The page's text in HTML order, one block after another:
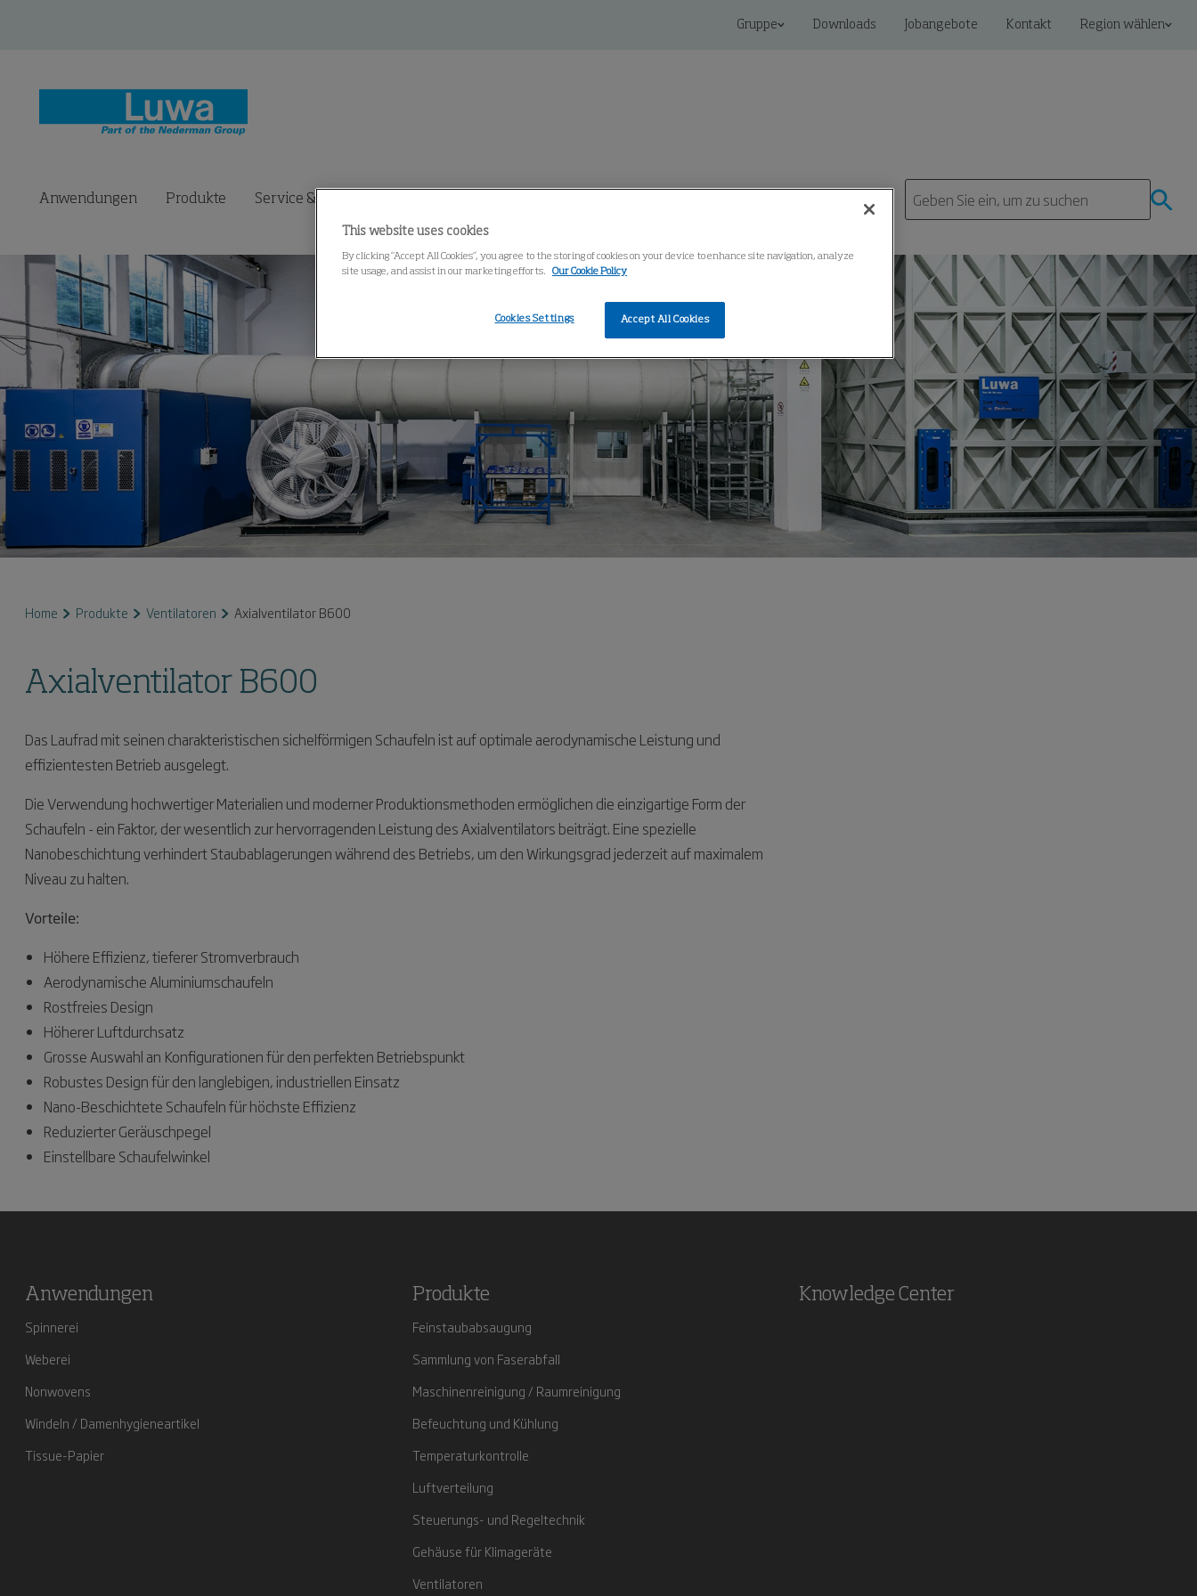
Gruppe Downloads Jobangebote Kontakt Region wählen
Anwendungen Produkte Service & Ersatzteile
Home Produkte Ventilatoren Axialventilator B600
Axialventilator B600
Das Laufrad mit seinen charakteristischen sichelförmigen Schaufeln ist auf optimale aerodynamische Leistung und
effizientesten Betrieb ausgelegt.
Die Verwendung hochwertiger Materialien und moderner Produktionsmethoden ermöglichen die einzigartige Form der
Schaufeln - ein Faktor, der wesentlich zur hervorragenden Leistung des Axialventilators beiträgt. Eine spezielle
Nanobeschichtung verhindert Staubablagerungen während des Betriebs, um den Wirkungsgrad jederzeit auf maximalem
Niveau zu halten.
Vorteile:
Höhere Effizienz, tieferer Stromverbrauch
Aerodynamische Aluminiumschaufeln
Rostfreies Design
Höherer Luftdurchsatz
Grosse Auswahl an Konfigurationen für den perfekten Betriebspunkt
Robustes Design für den langlebigen, industriellen Einsatz
Nano-Beschichtete Schaufeln für höchste Effizienz
Reduzierter Geräuschpegel
Einstellbare Schaufelwinkel
Anwendungen
Spinnerei
Weberei
Nonwovens
Windeln / Damenhygieneartikel
Tissue-Papier
Produkte
Feinstaubabsaugung
Sammlung von Faserabfall
Maschinenreinigung / Raumreinigung
Befeuchtung und Kühlung
Temperaturkontrolle
Luftverteilung
Steuerungs- und Regeltechnik
Gehäuse für Klimageräte
Ventilatoren
Knowledge Center
This website uses cookies
By clicking “Accept All Cookies”, you agree to the storing of cookies on your device to enhance site navigation, analyze
site usage, and assist in our marketing efforts.
Our Cookie Policy
Accept All Cookies
Cookies Settings